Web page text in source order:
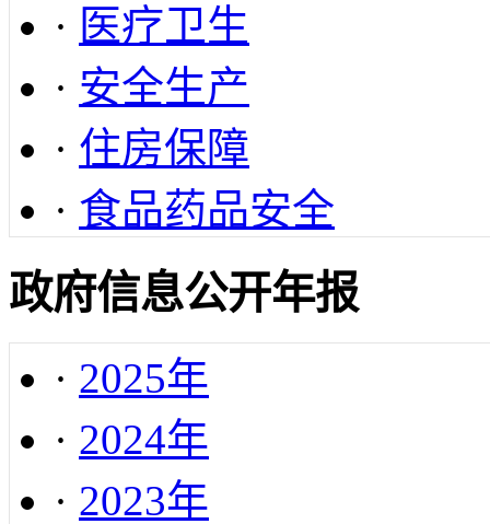
· 医疗卫生
· 安全生产
· 住房保障
· 食品药品安全
政府信息公开年报
· 2025年
· 2024年
· 2023年